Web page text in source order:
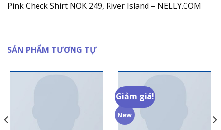
Pink Check Shirt NOK 249, River Island – NELLY.COM
SẢN PHẨM TƯƠNG TỰ
Giảm giá!
New